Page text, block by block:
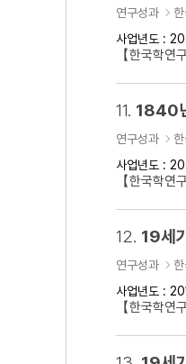
연구성과
사업년도 :
【한국학
11. 1840
연구성과
사업년도 :
【한국학
12. 19세
연구성과
사업년도 :
【한국학